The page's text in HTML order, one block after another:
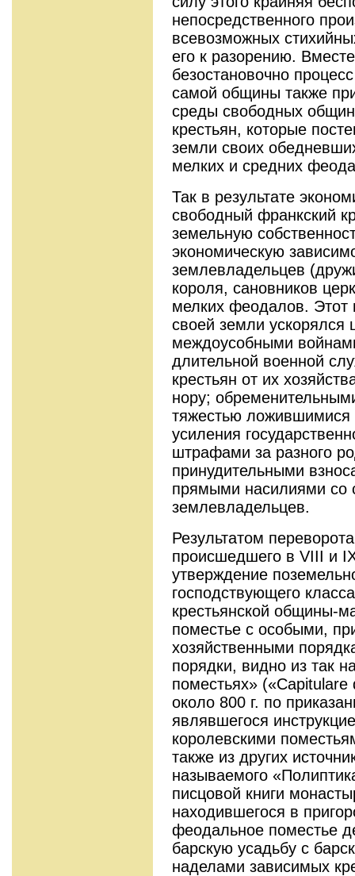
непосредственного
всевозможных
его к разорению.
безостановочно
самой общины также
среды свободных
крестьян, которые
земли своих
мелких и средних
Так в результате
свободный франкский
земельную
экономическую
землевладельцев
короля, сановников
мелких феодалов. Этот
своей земли
междоусобными
длительной военной
крестьян от их
нору;
тяжестью ложившимися
усиления
штрафами за разного
принудительными
прямыми насилиями со
землевладельцев.
Результатом
происшедшего в VIII и
утверждение
господствующего
крестьянской общины-
поместье с особыми,
хозяйственными
порядки, видно из так
поместьях» («Capitulare
около 800 г. по
являвшегося
королевскими
также из других
называемого
писцовой книги
находившегося в
феодальное поместье
барскую усадьбу с
наделами зависимых